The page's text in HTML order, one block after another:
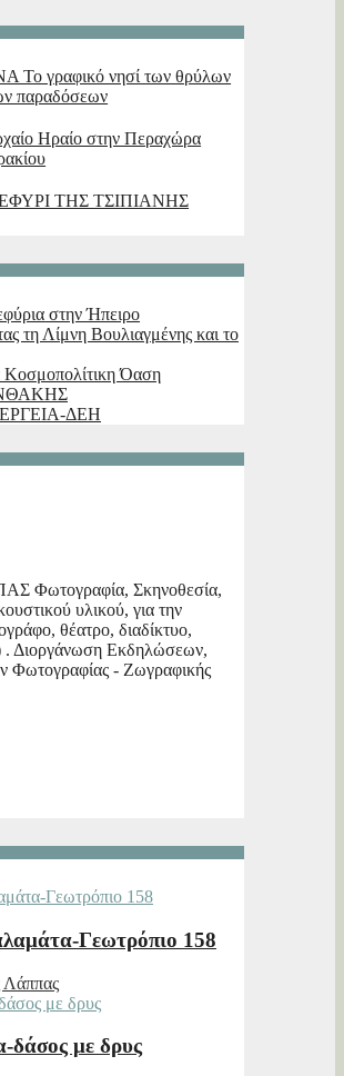
Το γραφικό νησί των θρύλων
παραδόσεων
Ηραίο στην Περαχώρα
ΤΗΣ ΤΣΙΠΙΑΝΗΣ
στην Ήπειρο
τη Λίμνη Βουλιαγμένης και το
Όαση
ΔΕΗ
Φωτογραφία, Σκηνοθεσία,
υλικού, για την
θέατρο, διαδίκτυο,
. Διοργάνωση Εκδηλώσεων,
Φωτογραφίας - Ζωγραφικής
Γεωτρόπιο 158
Λάππας
δάσος με δρυς